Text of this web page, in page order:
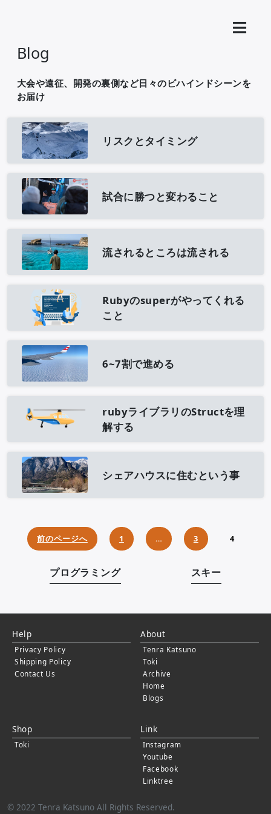
Blog
大会や遠征、開発の裏側など日々のビハインドシーンを
お届け
リスクとタイミング
試合に勝つと変わること
流されるところは流される
Rubyのsuperがやってくれる
こと
6~7割で進める
rubyライブラリのStructを理
解する
シェアハウスに住むという事
ー
ジ
送
り
前のページへ 1 … 3 4
プログラミング スキー
Help
Privacy Policy
Shipping Policy
Contact Us
About
Tenra Katsuno
Toki
Archive
Home
Blogs
Shop
Toki
Link
Instagram
Youtube
Facebook
Linktree
© 2022 Tenra Katsuno All Rights Reserved.